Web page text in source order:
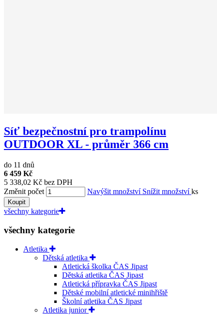
Síť bezpečnostní pro trampolínu
OUTDOOR XL - průměr 366 cm
do 11 dnů
6 459 Kč
5 338,02 Kč bez DPH
Změnit počet
Navýšit množství Snížit množstvíks
Koupit
všechny kategorie
všechny kategorie
Atletika
Dětská atletika
Atletická školka ČAS Jipast
Dětská atletika ČAS Jipast
Atletická přípravka ČAS Jipast
Dětské mobilní atletické minihřiště
Školní atletika ČAS Jipast
Atletika junior